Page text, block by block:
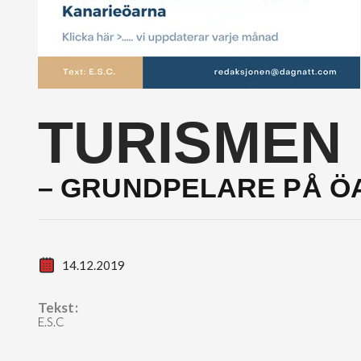
TURISMEN
– GRUNDPELARE PÅ
14.12.2019
Tekst:
E.S.C